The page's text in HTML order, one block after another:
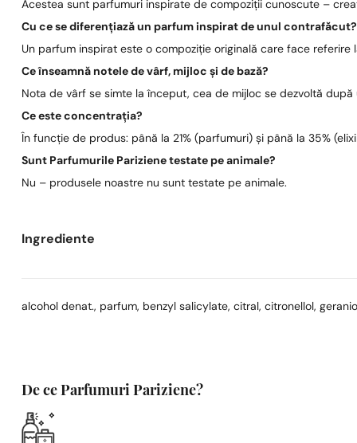
Acestea sunt parfumuri inspirate de compoziții cunoscute –
Cu ce se diferențiază un parfum inspirat de unul contrafăcut?
Un parfum inspirat este o compoziție originală care face
Ce înseamnă notele de vârf, mijloc și de bază?
Nota de vârf se simte la început, cea de mijloc se dezvoltă
Ce este concentrația?
În funcție de produs: până la 21% (parfumuri) și până la 35%
Sunt Parfumurile Pariziene testate pe animale?
Nu – produsele noastre nu sunt testate pe animale.
Ingrediente
alcohol denat., parfum, benzyl salicylate, citral, citronellol,
De ce Parfumuri Pariziene?